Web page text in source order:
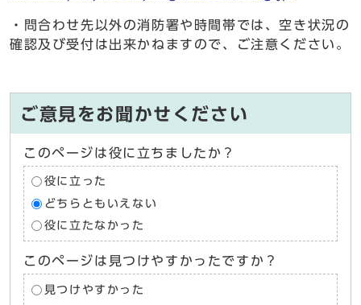
・問合わせ先以外の消防署や時間帯では、空き状況の
確認及び受付は出来かねますので、ご注意ください。
ご意見をお聞かせください
このページは役に立ちましたか？
役に立った
どちらともいえない
役に立たなかった
このページは見つけやすかったですか？
見つけやすかった